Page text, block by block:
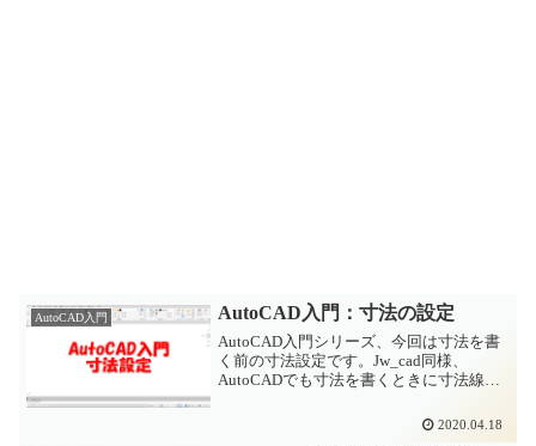
AutoCAD入門 AutoCAD入門：寸法の設定
AutoCAD入門シリーズ、今回は寸法を書
く前の寸法設定です。Jw_cad同様、
AutoCADでも寸法を書くときに寸法線、
定しておきます。毎回設定するのは大変
2020.04.18